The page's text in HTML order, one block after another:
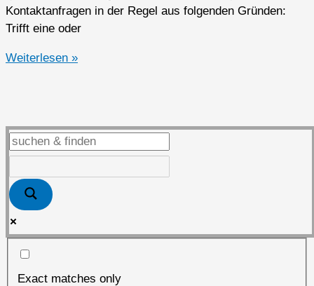
Kontaktanfragen in der Regel aus folgenden Gründen:
Trifft eine oder
Grundsätzliches
Weiterlesen »
Exact matches only